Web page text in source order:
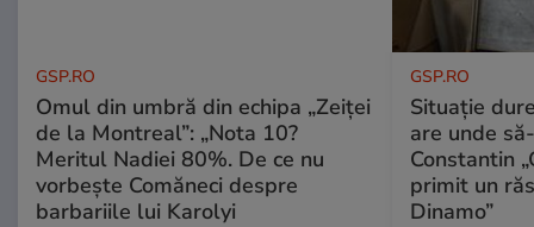
GSP.RO
Omul din umbră din echipa „Zeiței
de la Montreal”: „Nota 10?
Meritul Nadiei 80%. De ce nu
vorbește Comăneci despre
barbariile lui Karolyi
GSP.RO
Situație
are unde
Constantin
primit un
Dinamo”